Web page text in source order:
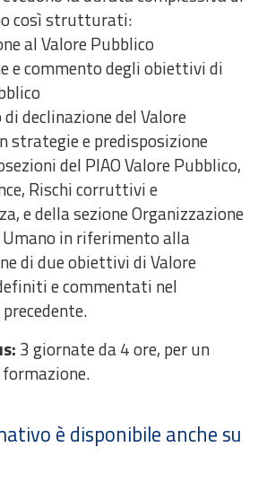
così strutturati:
al Valore Pubblico
e commento degli obiettivi di
declinazione del Valore
strategie e predisposizione
del PIAO Valore Pubblico,
Rischi corruttivi e
e della sezione Organizzazione
Umano in riferimento alla
di due obiettivi di Valore
e commentati nel
3 giornate da 4 ore, per un
è disponibile anche su